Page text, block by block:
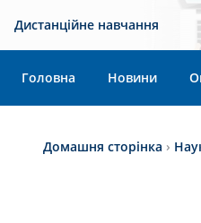
Дистанційне навчання
Головна Новини
Домашня сторінка ›